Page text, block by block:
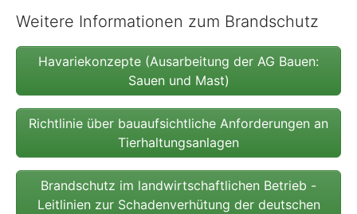
Weitere Informationen zum Brandschutz
Havariekonzepte (Ausarbeitung der AG Bauen:
Sauen und Mast)
Richtlinie über bauaufsichtliche Anforderungen an
Tierhaltungsanlagen
Brandschutz im landwirtschaftlichen Betrieb -
Leitlinien zur Schadenverhütung der deutschen